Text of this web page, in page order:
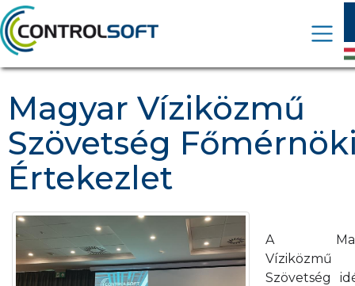
Magyar Víziközmű
Szövetség
Értekezlet
A
Víziközmű
Szövetség